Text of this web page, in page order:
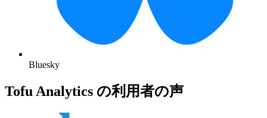
Bluesky
Tofu Analytics の利用者の声